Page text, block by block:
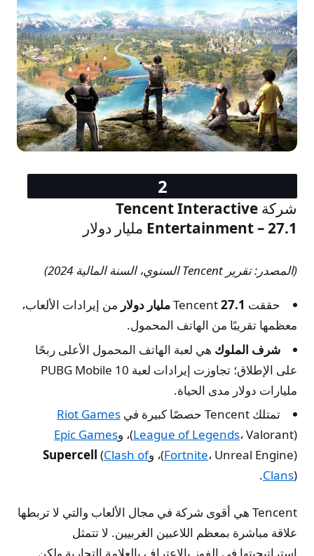
شركة Tencent Interactive
Entertainment – 27.1 مليار دولار
(المصدر: تقرير Tencent السنوي، السنة المالية 2024)
حققت Tencent 27.1 مليار دولار
من إيرادات الألعاب،
معظمها تقريبًا من الهاتف المحمول.
شرف الملوك هي لعبة الهاتف المحمول الأعلى ربحًا
على الإطلاق؛ تجاوزت إيرادات لعبة PUBG Mobile 10
مليارات دولار مدى الحياة.
تمتلك Tencent حصصًا كبيرة في
Riot Games
(League of Legends، Valorant)، و
Epic Games
(Fortnite، Unreal Engine)، و Supercell (Clash of
Clans).
Tencent هي أقوى شركة في مجال الألعاب والتي لا تربطها
علاقة مباشرة بمعظم اللاعبين الغربيين. لا تتمثل